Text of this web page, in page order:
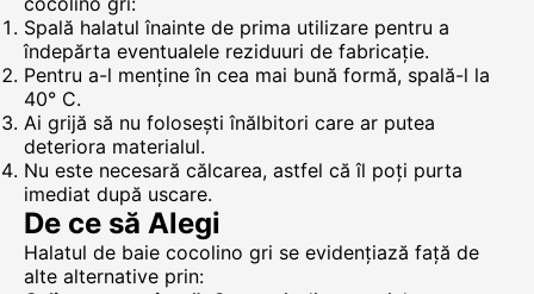
Spală halatul înainte de prima utilizare pentru a
îndepărta eventualele reziduuri de fabricație.
Pentru a-l menține în cea mai bună formă, spală-l la
40° C.
Ai grijă să nu folosești înălbitori care ar putea
deteriora materialul.
Nu este necesară călcarea, astfel că îl poți purta
imediat după uscare.
De ce să Alegi
Halatul de baie cocolino gri se evidențiază față de
alte alternative prin: